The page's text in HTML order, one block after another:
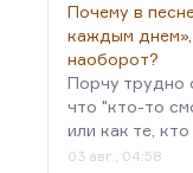
Почему в
каждым
наоборот?
Порчу трудно
что "кто-то
или как те,
03 авг., 04:58